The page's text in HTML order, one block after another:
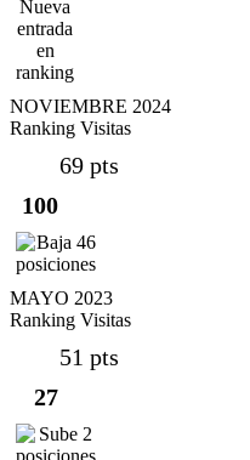
NOVIEMBRE 2024
Ranking Visitas
69 pts
100
MAYO 2023
Ranking Visitas
51 pts
27